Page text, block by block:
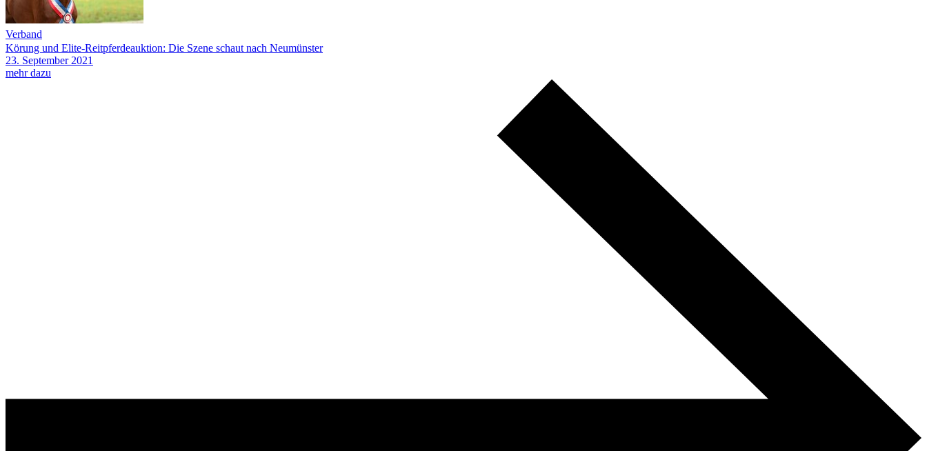
Verband
Körung und Elite-Reitpferdeauktion: Die Szene schaut nach Neumünster
23. September 2021
mehr dazu